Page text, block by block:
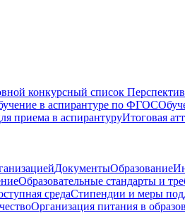
конкурсный список
в аспирантуре по ФГОС
приема в аспирантуруИтоговая
ДокументыОбразование
Образовательные стандарты и
средаСтипендии и меры
Организация питания в